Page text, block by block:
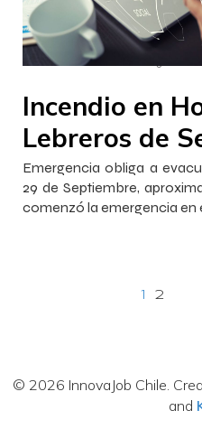
Francisca InnovaJob – 5
Incendio en
Lebreros de
Emergencia obliga a
29 de Septiembre,
comenzó la emergencia en
1 2
© 2026 InnovaJob Chile.
and